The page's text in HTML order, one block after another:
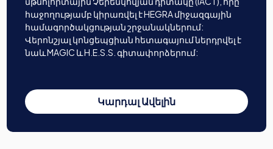
հաջողությամբ կիրառվել է HEGRA միջազգային
համագործակցության շրջանակներում:
Վերոնշյալ կոնցեպցիան հետագայում ներդրվել է
նաև MAGIC և H.E.S.S. գիտափորձերում:
Կարդալ Ավելին